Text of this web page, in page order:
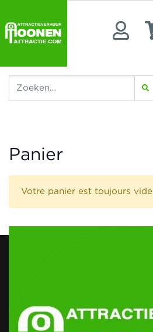
Panier
Votre panier est toujours vide